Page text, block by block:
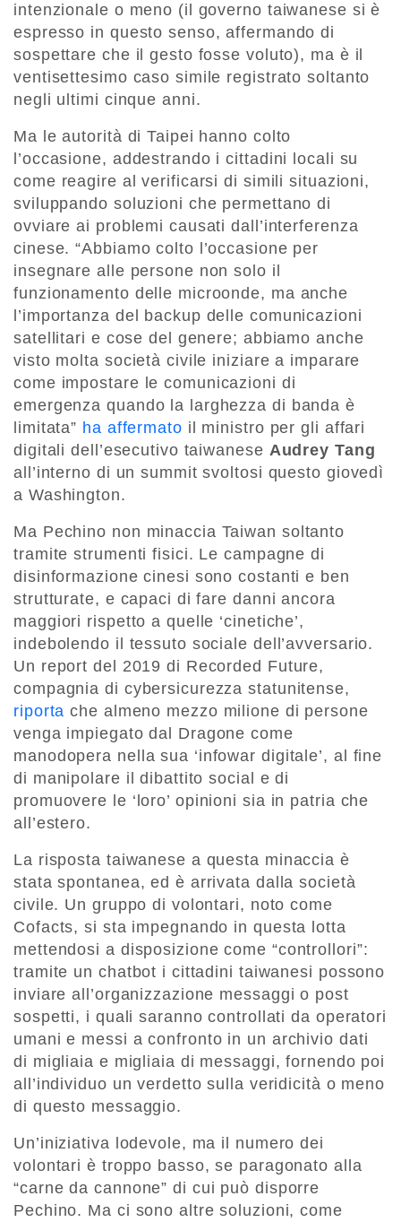
intenzionale o meno (il governo taiwanese si è
espresso in questo senso, affermando di
sospettare che il gesto fosse voluto), ma è il
ventisettesimo caso simile registrato soltanto
negli ultimi cinque anni.
Ma le autorità di Taipei hanno colto
l’occasione, addestrando i cittadini locali su
come reagire al verificarsi di simili situazioni,
sviluppando soluzioni che permettano di
ovviare ai problemi causati dall’interferenza
cinese. “Abbiamo colto l’occasione per
insegnare alle persone non solo il
funzionamento delle microonde, ma anche
l’importanza del backup delle comunicazioni
satellitari e cose del genere; abbiamo anche
visto molta società civile iniziare a imparare
come impostare le comunicazioni di
emergenza quando la larghezza di banda è
limitata” ha affermato il ministro per gli affari
digitali dell’esecutivo taiwanese Audrey Tang
all’interno di un summit svoltosi questo giovedì
a Washington.
Ma Pechino non minaccia Taiwan soltanto
tramite strumenti fisici. Le campagne di
disinformazione cinesi sono costanti e ben
strutturate, e capaci di fare danni ancora
maggiori rispetto a quelle ‘cinetiche’,
indebolendo il tessuto sociale dell’avversario.
Un report del 2019 di Recorded Future,
compagnia di cybersicurezza statunitense,
riporta che almeno mezzo milione di persone
venga impiegato dal Dragone come
manodopera nella sua ‘infowar digitale’, al fine
di manipolare il dibattito social e di
promuovere le ‘loro’ opinioni sia in patria che
all’estero.
La risposta taiwanese a questa minaccia è
stata spontanea, ed è arrivata dalla società
civile. Un gruppo di volontari, noto come
Cofacts, si sta impegnando in questa lotta
mettendosi a disposizione come “controllori”:
tramite un chatbot i cittadini taiwanesi possono
inviare all’organizzazione messaggi o post
sospetti, i quali saranno controllati da operatori
umani e messi a confronto in un archivio dati
di migliaia e migliaia di messaggi, fornendo poi
all’individuo un verdetto sulla veridicità o meno
di questo messaggio.
Un’iniziativa lodevole, ma il numero dei
volontari è troppo basso, se paragonato alla
“carne da cannone” di cui può disporre
Pechino. Ma ci sono altre soluzioni, come